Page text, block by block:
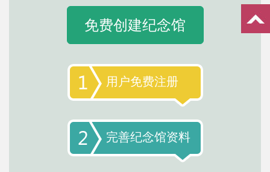
免费创建纪念馆
用户免费注册
完善纪念馆资料